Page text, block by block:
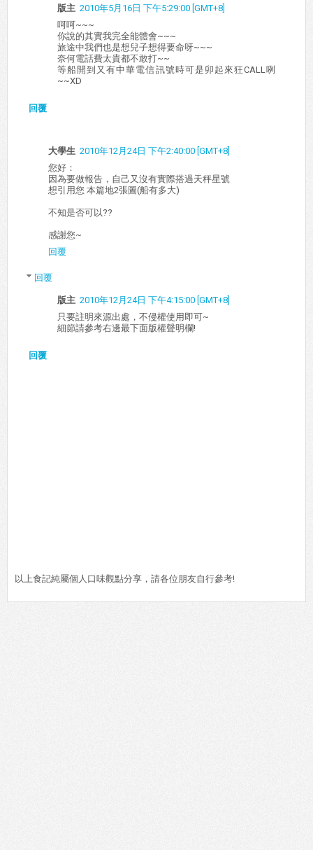
版主 2010年5月16日 下午5:29:00 [GMT+8]
呵呵~~~
你說的其實我完全能體會~~~
旅途中我們也是想兒子想得要命呀~~~
奈何電話費太貴都不敢打~~
等船開到又有中華電信訊號時可是卯起來狂CALL咧
~~XD
回覆
大學生 2010年12月24日 下午2:40:00 [GMT+8]
您好：
因為要做報告，自己又沒有實際搭過天秤星號
想引用您 本篇地2張圖(船有多大)
不知是否可以??
感謝您~
回覆
回覆
版主 2010年12月24日 下午4:15:00 [GMT+8]
只要註明來源出處，不侵權使用即可~
細節請參考右邊最下面版權聲明欄!
回覆
以上食記純屬個人口味觀點分享，請各位朋友自行參考!